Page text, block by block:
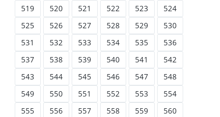
519
520 521 522 523
524
525
526 527 528 529
530
531
532 533 534 535
536
537
538 539 540 541
542
543
544 545 546 547
548
549
550 551 552 553
554
555
556 557 558 559
560